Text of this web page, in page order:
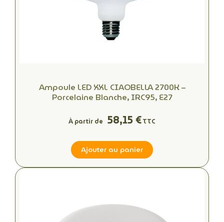
Ampoule LED XXL CIAOBELLA 2700K –
Porcelaine Blanche, IRC95, E27
À partir de 58,15 €TTC
Ajouter au panier